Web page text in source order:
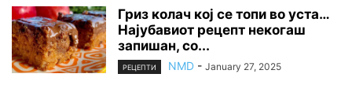
Гриз колач кој се топи во уста…
Најубавиот рецепт некогаш
запишан, со...
РЕЦЕПТИ NMD - January 27, 2025